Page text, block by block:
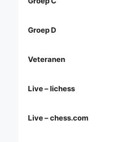
Groep D
Veteranen
Live – lichess
Live – chess.com